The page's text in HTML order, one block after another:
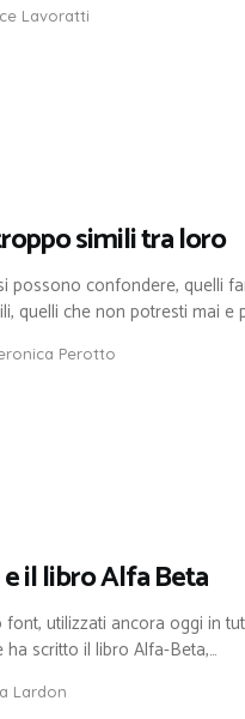
Lavoratti
simili tra loro
possono confondere, quelli
quelli che non potresti mai e
Perotto
il libro Alfa Beta
utilizzati ancora oggi in
scritto il libro Alfa-Beta,…
Lardon